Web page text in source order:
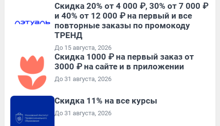
Скидка 20% от 4 000 ₽, 30% от 7 000 ₽
и 40% от 12 000 ₽ на первый и все
повторные заказы по промокоду
ТРЕНД
До 15 августа, 2026
Скидка 1000 ₽ на первый заказ от
3000 ₽ на сайте и в приложении
До 31 августа, 2026
Скидка 11% на все курсы
До 31 августа, 2026